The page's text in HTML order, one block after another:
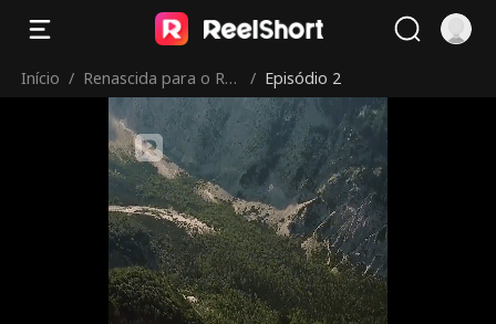
Início / Renascida para o Rei
Licantropo
/ Episódio 2